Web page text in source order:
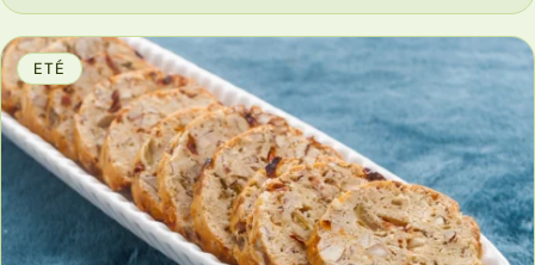
ETÉ